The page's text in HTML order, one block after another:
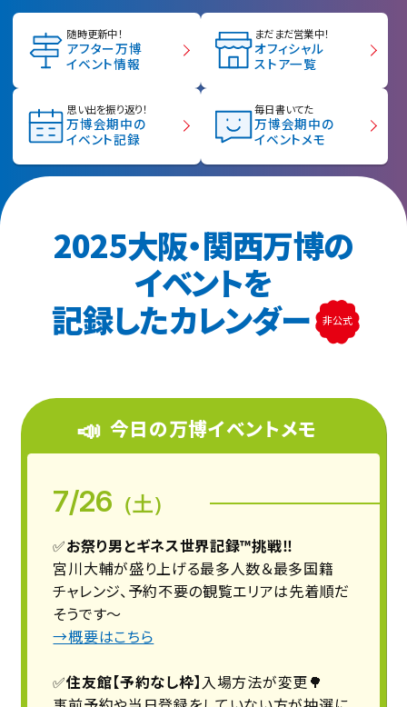
随時更新中！
アフター万博
イベント情報
まだまだ営業中！
オフィシャル
ストア一覧
思い出を振り返り！
万博会期中の
イベント記録
毎日書いてた
万博会期中の
イベントメモ
2025大阪・関西万博の
イベントを
記録したカレンダー 非公式
📣 今日の万博イベントメモ
7/26 （土）
✅お祭り男とギネス世界記録™挑戦‼️
宮川大輔が盛り上げる最多人数＆最多国籍
チャレンジ、予約不要の観覧エリアは先着順だ
そうです〜
→概要はこちら
✅住友館【予約なし枠】入場方法が変更🌳